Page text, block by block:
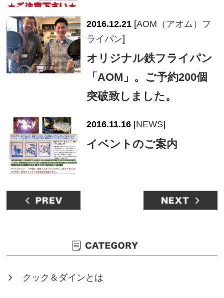
2016.12.21 [AOM（アオム）フ
ライパン]
オリジナル鉄フライパン
「AOM」。ご予約200個
突破致しました。
2016.11.16 [NEWS]
イベントのご案内
クック＆ダインとは